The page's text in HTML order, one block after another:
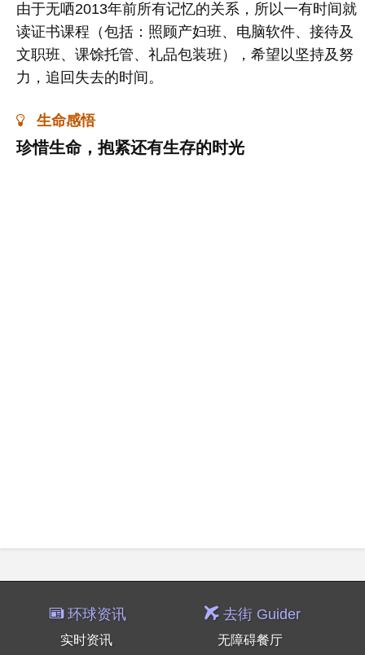
由于无哂2013年前所有记忆的关系，所以一有时间就
读证书课程（包括：照顾产妇班、电脑软件、接待及
文职班、课馀托管、礼品包装班），希望以坚持及努
力，追回失去的时间。
生命感悟
珍惜生命，抱紧还有生存的时光
环球资讯
实时资讯
去街 Guider
无障碍餐厅